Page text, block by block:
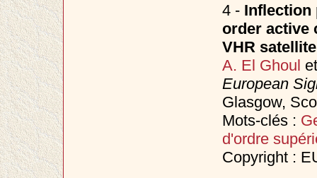
4 - Inflection
order active
VHR
A. El Ghoul
European
Glasgow,
Mots-clés :
d'ordre
Copyright :